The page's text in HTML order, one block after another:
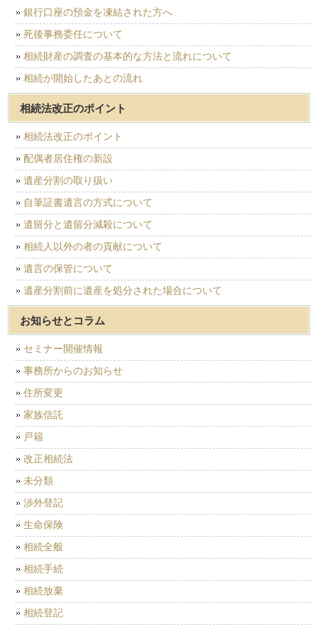
銀行口座の預金を凍結された方へ
死後事務委任について
相続財産の調査の基本的な方法と流れについて
相続が開始したあとの流れ
相続法改正のポイント
相続法改正のポイント
配偶者居住権の新設
遺産分割の取り扱い
自筆証書遺言の方式について
遺留分と遺留分減殺について
相続人以外の者の貢献について
遺言の保管について
遺産分割前に遺産を処分された場合について
お知らせとコラム
セミナー開催情報
事務所からのお知らせ
住所変更
家族信託
戸籍
改正相続法
未分類
渉外登記
生命保険
相続全般
相続手続
相続放棄
相続登記